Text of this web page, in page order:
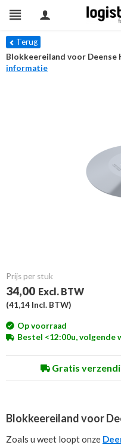
Terug
Blokkeereiland voor Deense
informatie
Prijs per stuk
34,00 Excl. BTW
(41,14 Incl. BTW)
Op voorraad
Bestel <12:00u, volgende
Gratis
Blokkeereiland voor
Zoals u weet loopt onze